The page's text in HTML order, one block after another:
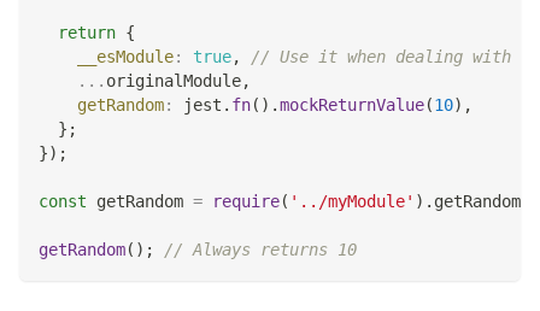
return {
__esModule: true,
// Use it when dealing with
... originalModule,
getRandom: jest . fn( ) .mockReturnValue(10) ,
} ;
}) ;
const getRandom = require( '../myModule' ) . getRandom
getRandom( ) ; // Always returns 10